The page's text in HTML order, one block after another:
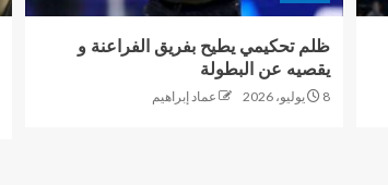
ظلم تحكيمي يطيح بفريق الفراعنة و
يقصيه عن البطولة
8 يوليو، 2026 عماد إبراهيم